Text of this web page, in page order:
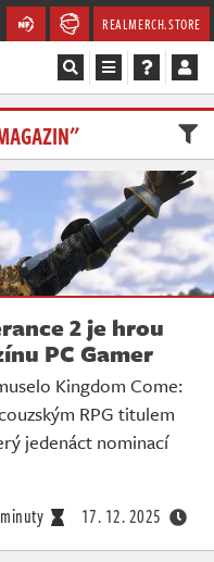
REALMERCH.STORE
2 je hrou
PC Gamer
Kingdom Come:
RPG titulem
jedenáct nominací
17. 12. 2025